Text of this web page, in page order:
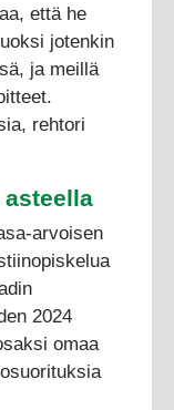
että he
jotenkin
ja meillä
rehtori
arvoisen
2024
omaa